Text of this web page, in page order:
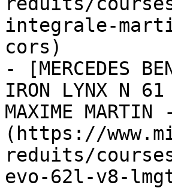
integrale-
cors)
- [MERCEDES
IRON LYNX N
MAXIME
(https://
reduits/
evo-62l-v8-